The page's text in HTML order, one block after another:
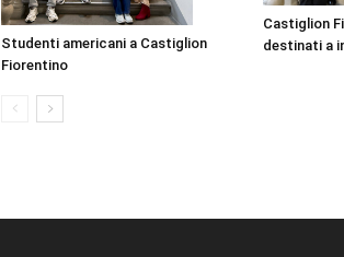
Studenti americani a Castiglion
Fiorentino
Castiglion
destinati a